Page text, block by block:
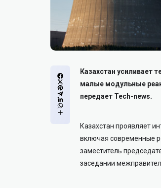
Казахстан усиливает
малые модульные
передает Tech-news.
Казахстан проявляет
включая современные
заместитель
заседании